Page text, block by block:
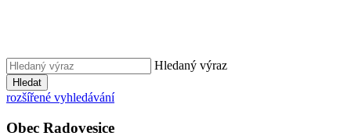
Hledaný výraz
Hledat
rozšířené vyhledávání
Obec Radovesice